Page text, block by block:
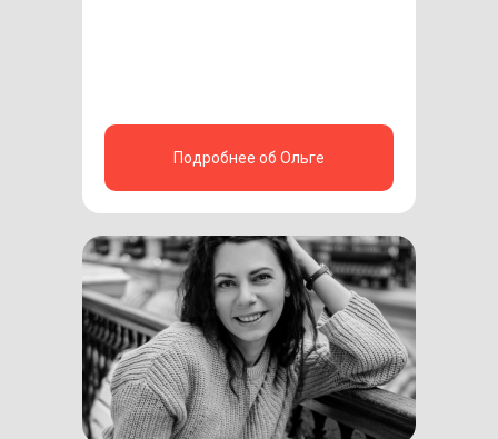
Подробнее об Ольге